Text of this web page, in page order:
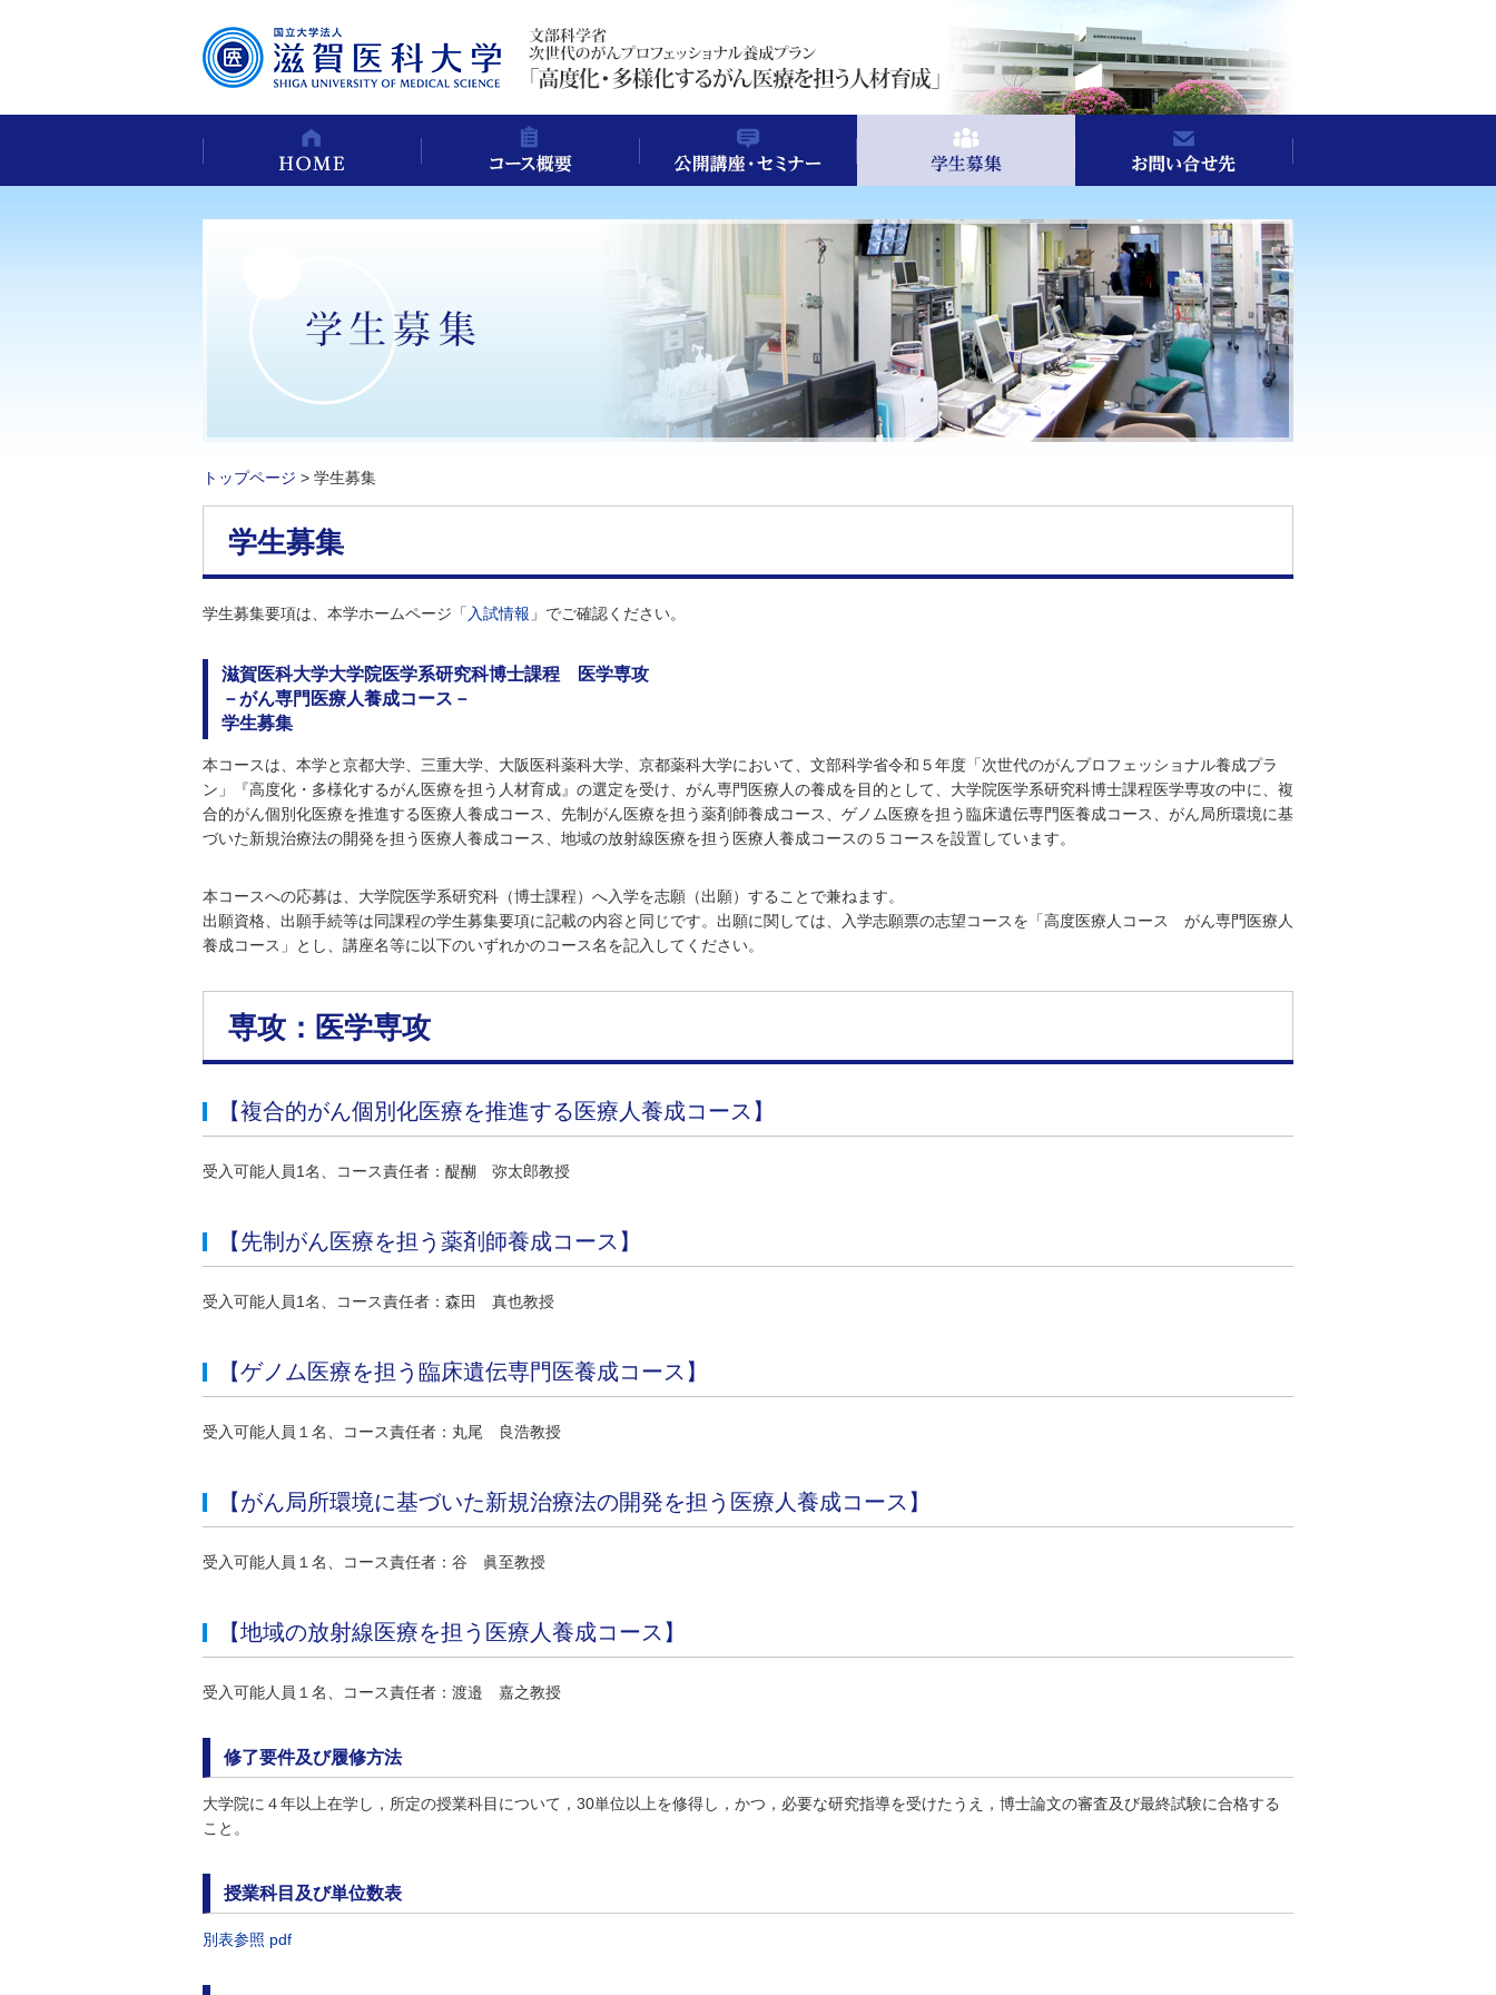
トップページ > 学生募集
学生募集
学生募集要項は、本学ホームページ「 入試情報 」でご確認ください。
滋賀医科大学大学院医学系研究科博士課程 医学専攻
－がん専門医療人養成コース－
学生募集
本コースは、本学と京都大学、三重大学、大阪医科薬科大学、京都薬科大学において、文部科学省令和５年度「次世代のがんプロフェッショナル養成プラ
ン」『高度化・多様化するがん医療を担う人材育成』の選定を受け、がん専門医療人の養成を目的として、大学院医学系研究科博士課程医学専攻の中に、複
合的がん個別化医療を推進する医療人養成コース、先制がん医療を担う薬剤師養成コース、ゲノム医療を担う臨床遺伝専門医養成コース、がん局所環境に基
づいた新規治療法の開発を担う医療人養成コース、地域の放射線医療を担う医療人養成コースの５コースを設置しています。
本コースへの応募は、大学院医学系研究科（博士課程）へ入学を志願（出願）することで兼ねます。
出願資格、出願手続等は同課程の学生募集要項に記載の内容と同じです。出願に関しては、入学志願票の志望コースを「高度医療人コース がん専門医療人
養成コース」とし、講座名等に以下のいずれかのコース名を記入してください。
専攻：医学専攻
【複合的がん個別化医療を推進する医療人養成コース】
受入可能人員1名、コース責任者：醍醐 弥太郎教授
【先制がん医療を担う薬剤師養成コース】
受入可能人員1名、コース責任者：森田 真也教授
【ゲノム医療を担う臨床遺伝専門医養成コース】
受入可能人員１名、コース責任者：丸尾 良浩教授
【がん局所環境に基づいた新規治療法の開発を担う医療人養成コース】
受入可能人員１名、コース責任者：谷 眞至教授
【地域の放射線医療を担う医療人養成コース】
受入可能人員１名、コース責任者：渡邉 嘉之教授
修了要件及び履修方法
大学院に４年以上在学し，所定の授業科目について，30単位以上を修得し，かつ，必要な研究指導を受けたうえ，博士論文の審査及び最終試験に合格する
こと。
授業科目及び単位数表
別表参照 pdf